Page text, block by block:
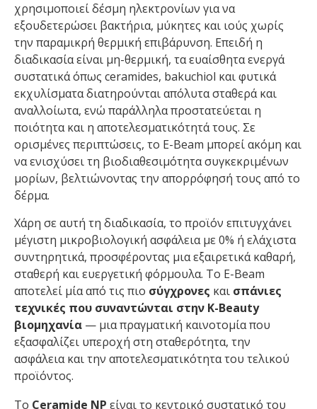
χρησιμοποιεί δέσμη ηλεκτρονίων για να
εξουδετερώσει βακτήρια, μύκητες και ιούς χωρίς
την παραμικρή θερμική επιβάρυνση. Επειδή η
διαδικασία είναι μη-θερμική, τα ευαίσθητα ενεργά
συστατικά όπως ceramides, bakuchiol και φυτικά
εκχυλίσματα διατηρούνται απόλυτα σταθερά και
αναλλοίωτα, ενώ παράλληλα προστατεύεται η
ποιότητα και η αποτελεσματικότητά τους. Σε
ορισμένες περιπτώσεις, το Ε-Βeam μπορεί ακόμη και
να ενισχύσει τη βιοδιαθεσιμότητα συγκεκριμένων
μορίων, βελτιώνοντας την απορρόφησή τους από το
δέρμα.
Χάρη σε αυτή τη διαδικασία, το προϊόν επιτυγχάνει
μέγιστη μικροβιολογική ασφάλεια με 0% ή ελάχιστα
συντηρητικά, προσφέροντας μια εξαιρετικά καθαρή,
σταθερή και ευεργετική φόρμουλα. Το E-Beam
αποτελεί μία από τις πιο σύγχρονες και σπάνιες
τεχνικές που συναντώνται στην Κ-Beauty
βιομηχανία — μια πραγματική καινοτομία που
εξασφαλίζει υπεροχή στη σταθερότητα, την
ασφάλεια και την αποτελεσματικότητα του τελικού
προϊόντος.
Το Ceramide NP είναι το κεντρικό συστατικό του